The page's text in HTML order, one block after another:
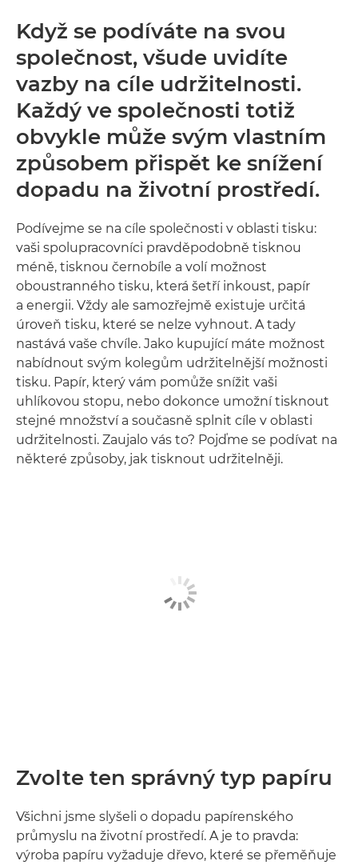
Když se podíváte na svou
společnost, všude uvidíte
vazby na cíle udržitelnosti.
Každý ve společnosti totiž
obvykle může svým vlastním
způsobem přispět ke snížení
dopadu na životní prostředí.
Podívejme se na cíle společnosti v oblasti tisku:
vaši spolupracovníci pravděpodobně tisknou
méně, tisknou černobíle a volí možnost
oboustranného tisku, která šetří inkoust, papír
a energii. Vždy ale samozřejmě existuje určitá
úroveň tisku, které se nelze vyhnout. A tady
nastává vaše chvíle. Jako kupující máte možnost
nabídnout svým kolegům udržitelnější možnosti
tisku. Papír, který vám pomůže snížit vaši
uhlíkovou stopu, nebo dokonce umožní tisknout
stejné množství a současně splnit cíle v oblasti
udržitelnosti. Zaujalo vás to? Pojďme se podívat na
některé způsoby, jak tisknout udržitelněji.
Zvolte ten správný typ papíru
Všichni jsme slyšeli o dopadu papírenského
průmyslu na životní prostředí. A je to pravda:
výroba papíru vyžaduje dřevo, které se přeměňuje